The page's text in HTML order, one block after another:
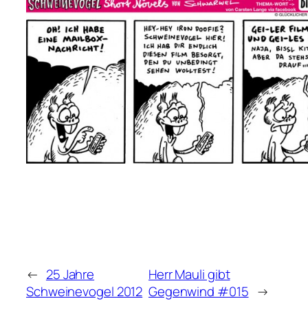
← 25 Jahre
Schweinevogel 2012
Herr Mauli gibt
Gegenwind #015 →